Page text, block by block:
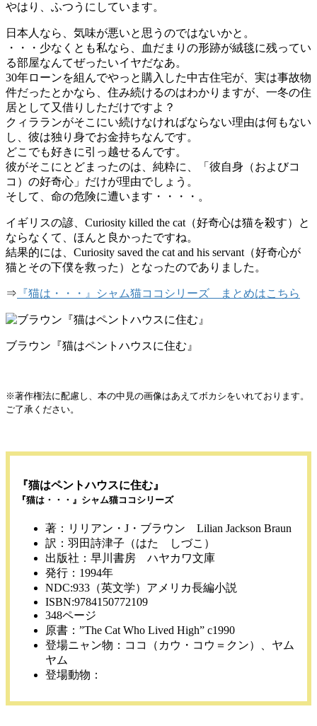
やはり、ふつうにしています。
日本人なら、気味が悪いと思うのではないかと。
・・・少なくとも私なら、血だまりの形跡が絨毯に残ってい
る部屋なんてぜったいイヤだなあ。
30年ローンを組んでやっと購入した中古住宅が、実は事故物
件だったとかなら、住み続けるのはわかりますが、一冬の住
居として又借りしただけですよ？
クィラランがそこにい続けなければならない理由は何もない
し、彼は独り身でお金持ちなんです。
どこでも好きに引っ越せるんです。
彼がそこにとどまったのは、純粋に、「彼自身（およびコ
コ）の好奇心」だけが理由でしょう。
そして、命の危険に遭います・・・・。
イギリスの諺、Curiosity killed the cat（好奇心は猫を殺す）と
ならなくて、ほんと良かったですね。
結果的には、Curiosity saved the cat and his servant（好奇心が
猫とその下僕を救った）となったのでありました。
⇒ 『猫は・・・』シャム猫ココシリーズ まとめはこちら
ブラウン『猫はペントハウスに住む』
※著作権法に配慮し、本の中見の画像はあえてボカシをいれております。
ご了承ください。
『猫はペントハウスに住む』
『猫は・・・』シャム猫ココシリーズ
著：リリアン・J・ブラウン Lilian Jackson Braun
訳：羽田詩津子（はた しづこ）
出版社：早川書房 ハヤカワ文庫
発行：1994年
NDC:933（英文学）アメリカ長編小説
ISBN:9784150772109
348ページ
原書：”The Cat Who Lived High” c1990
登場ニャン物：ココ（カウ・コウ＝クン）、ヤム
ヤム
登場動物：